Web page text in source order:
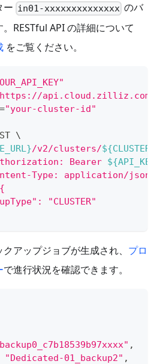
ー in01-xxxxxxxxxxxxxx のバ
RESTful API の詳細について
をご覧ください。
api.cloud.zilliz.com"
="your-cluster-id"
\
/v2/clusters/
Bearer
Type: application/json"
"CLUSTER"
アップジョブが生成され、 プロ
で進行状況を確認できます。
,
"Dedicated-01_backup2" ,